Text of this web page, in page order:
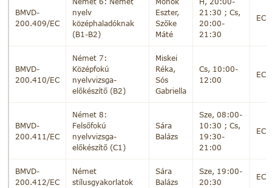
BMVD-
200.409/EC
nyelv
középhaladóknak
(B1-B2)
Eszter,
Szőke
Máté
21:30 ; Cs,
20:00-
21:30
EC
BMVD-
200.410/EC
Német 7:
Középfokú
nyelvvizsga-
előkészítő (B2)
Miskei
Réka,
Sós
Gabriella
Cs, 10:00-
12:00
EC
BMVD-
200.411/EC
Német 8:
Felsőfokú
nyelvvizsga-
előkészítő (C1)
Sára
Balázs
Sze, 08:00-
10:30 ; Cs,
19:30-
21:00
EC
BMVD-
200.412/EC
Német
stílusgyakorlatok
Sára
Balázs
Sze, 19:00-
20:30
EC